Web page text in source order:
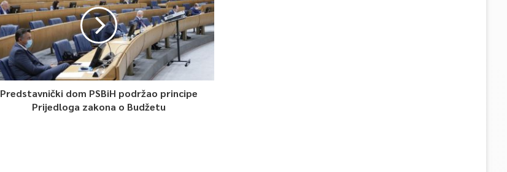
Predstavnički dom PSBiH podržao principe
Prijedloga zakona o Budžetu